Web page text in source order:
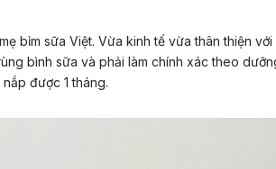
bỉm sữa Việt. Vừa kinh tế vừa thân thiện với
bình sữa và phải làm chính xác theo
được 1 tháng.